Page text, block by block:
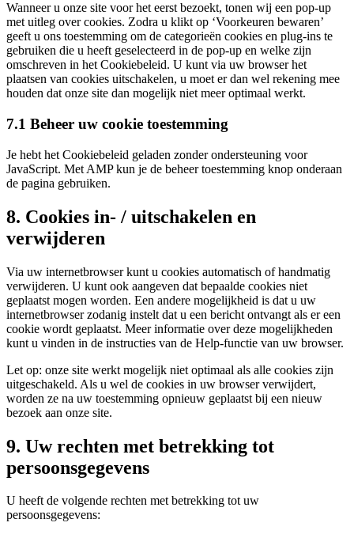
diversen
Wanneer u onze site voor het eerst bezoekt, tonen wij een pop-up
met uitleg over cookies. Zodra u klikt op ‘Voorkeuren bewaren’
geeft u ons toestemming om de categorieën cookies en plug-ins te
gebruiken die u heeft geselecteerd in de pop-up en welke zijn
omschreven in het Cookiebeleid. U kunt via uw browser het
plaatsen van cookies uitschakelen, u moet er dan wel rekening mee
houden dat onze site dan mogelijk niet meer optimaal werkt.
7.1 Beheer uw cookie toestemming
Je hebt het Cookiebeleid geladen zonder ondersteuning voor
JavaScript. Met AMP kun je de beheer toestemming knop onderaan
de pagina gebruiken.
8. Cookies in- / uitschakelen en
verwijderen
Via uw internetbrowser kunt u cookies automatisch of handmatig
verwijderen. U kunt ook aangeven dat bepaalde cookies niet
geplaatst mogen worden. Een andere mogelijkheid is dat u uw
internetbrowser zodanig instelt dat u een bericht ontvangt als er een
cookie wordt geplaatst. Meer informatie over deze mogelijkheden
kunt u vinden in de instructies van de Help-functie van uw browser.
Let op: onze site werkt mogelijk niet optimaal als alle cookies zijn
uitgeschakeld. Als u wel de cookies in uw browser verwijdert,
worden ze na uw toestemming opnieuw geplaatst bij een nieuw
bezoek aan onze site.
9. Uw rechten met betrekking tot
persoonsgegevens
U heeft de volgende rechten met betrekking tot uw
persoonsgegevens: